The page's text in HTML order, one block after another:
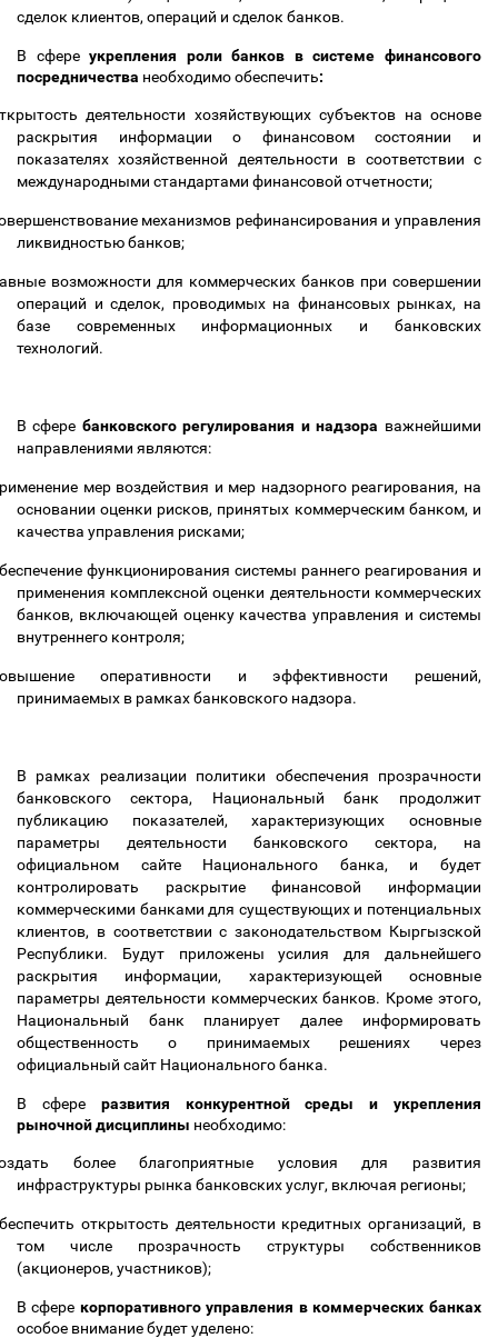
сделок клиентов, операций и сделок банков.
В сфереукрепления роли банков в системе финансового
посредничества необходимо обеспечить:
деятельности хозяйствующих субъектов на основе
раскрытия информации о финансовом состоянии и
показателях хозяйственной деятельности в соответствии с
международными стандартами финансовой отчетности;
механизмов рефинансирования и управления
ликвидностью банков;
возможности для коммерческих банков при совершении
операций и сделок, проводимых на финансовых рынках, на
базе современных информационных и банковских
технологий.
В сфере банковского регулирования и надзора важнейшими
направлениями являются:
мер воздействия и мер надзорного реагирования, на
основании оценки рисков, принятых коммерческим банком, и
качества управления рисками;
функционирования системы раннего реагирования и
применения комплексной оценки деятельности коммерческих
банков, включающей оценку качества управления и системы
внутреннего контроля;
оперативности и эффективности решений,
принимаемых в рамках банковского надзора.
В рамках реализации политики обеспечения прозрачности
банковского сектора, Национальный банк продолжит
публикацию показателей, характеризующих основные
параметры деятельности банковского сектора, на
официальном сайте Национального банка, и будет
контролировать раскрытие финансовой информации
коммерческими банками для существующих и потенциальных
клиентов, в соответствии с законодательством Кыргызской
Республики. Будут приложены усилия для дальнейшего
раскрытия информации, характеризующей основные
параметры деятельности коммерческих банков. Кроме этого,
Национальный банк планирует далее информировать
общественность о принимаемых решениях через
официальный сайт Национального банка.
В сфере развития конкурентной среды и укрепления
рыночной дисциплины необходимо:
более благоприятные условия для развития
инфраструктуры рынка банковских услуг, включая регионы;
открытость деятельности кредитных организаций, в
том числе прозрачность структуры собственников
(акционеров, участников);
В сфере корпоративного управления в коммерческих банках
особое внимание будет уделено: